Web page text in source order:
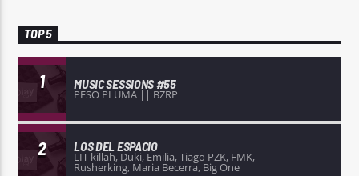
TOP 5
1 MUSIC SESSIONS #55
PESO PLUMA || BZRP
2 LOS DEL ESPACIO
LIT killah, Duki, Emilia, Tiago PZK, FMK,
Rusherking, Maria Becerra, Big One